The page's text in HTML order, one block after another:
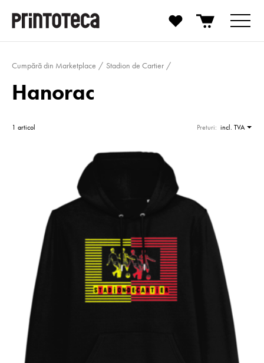
Cumpără din Marketplace Stadion de Cartier
Hanorac
1 articol Preturi: incl. TVA